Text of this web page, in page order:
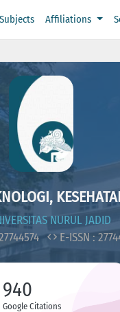
Subjects Affiliations
NURUL JADID
E-ISSN :
940
Google Citations